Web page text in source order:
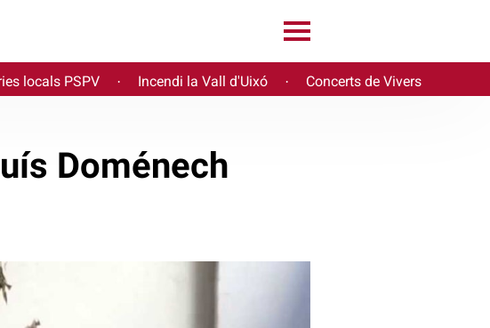
locals PSPV · Incendi la Vall d'Uixó · Concerts de Vivers
Doménech